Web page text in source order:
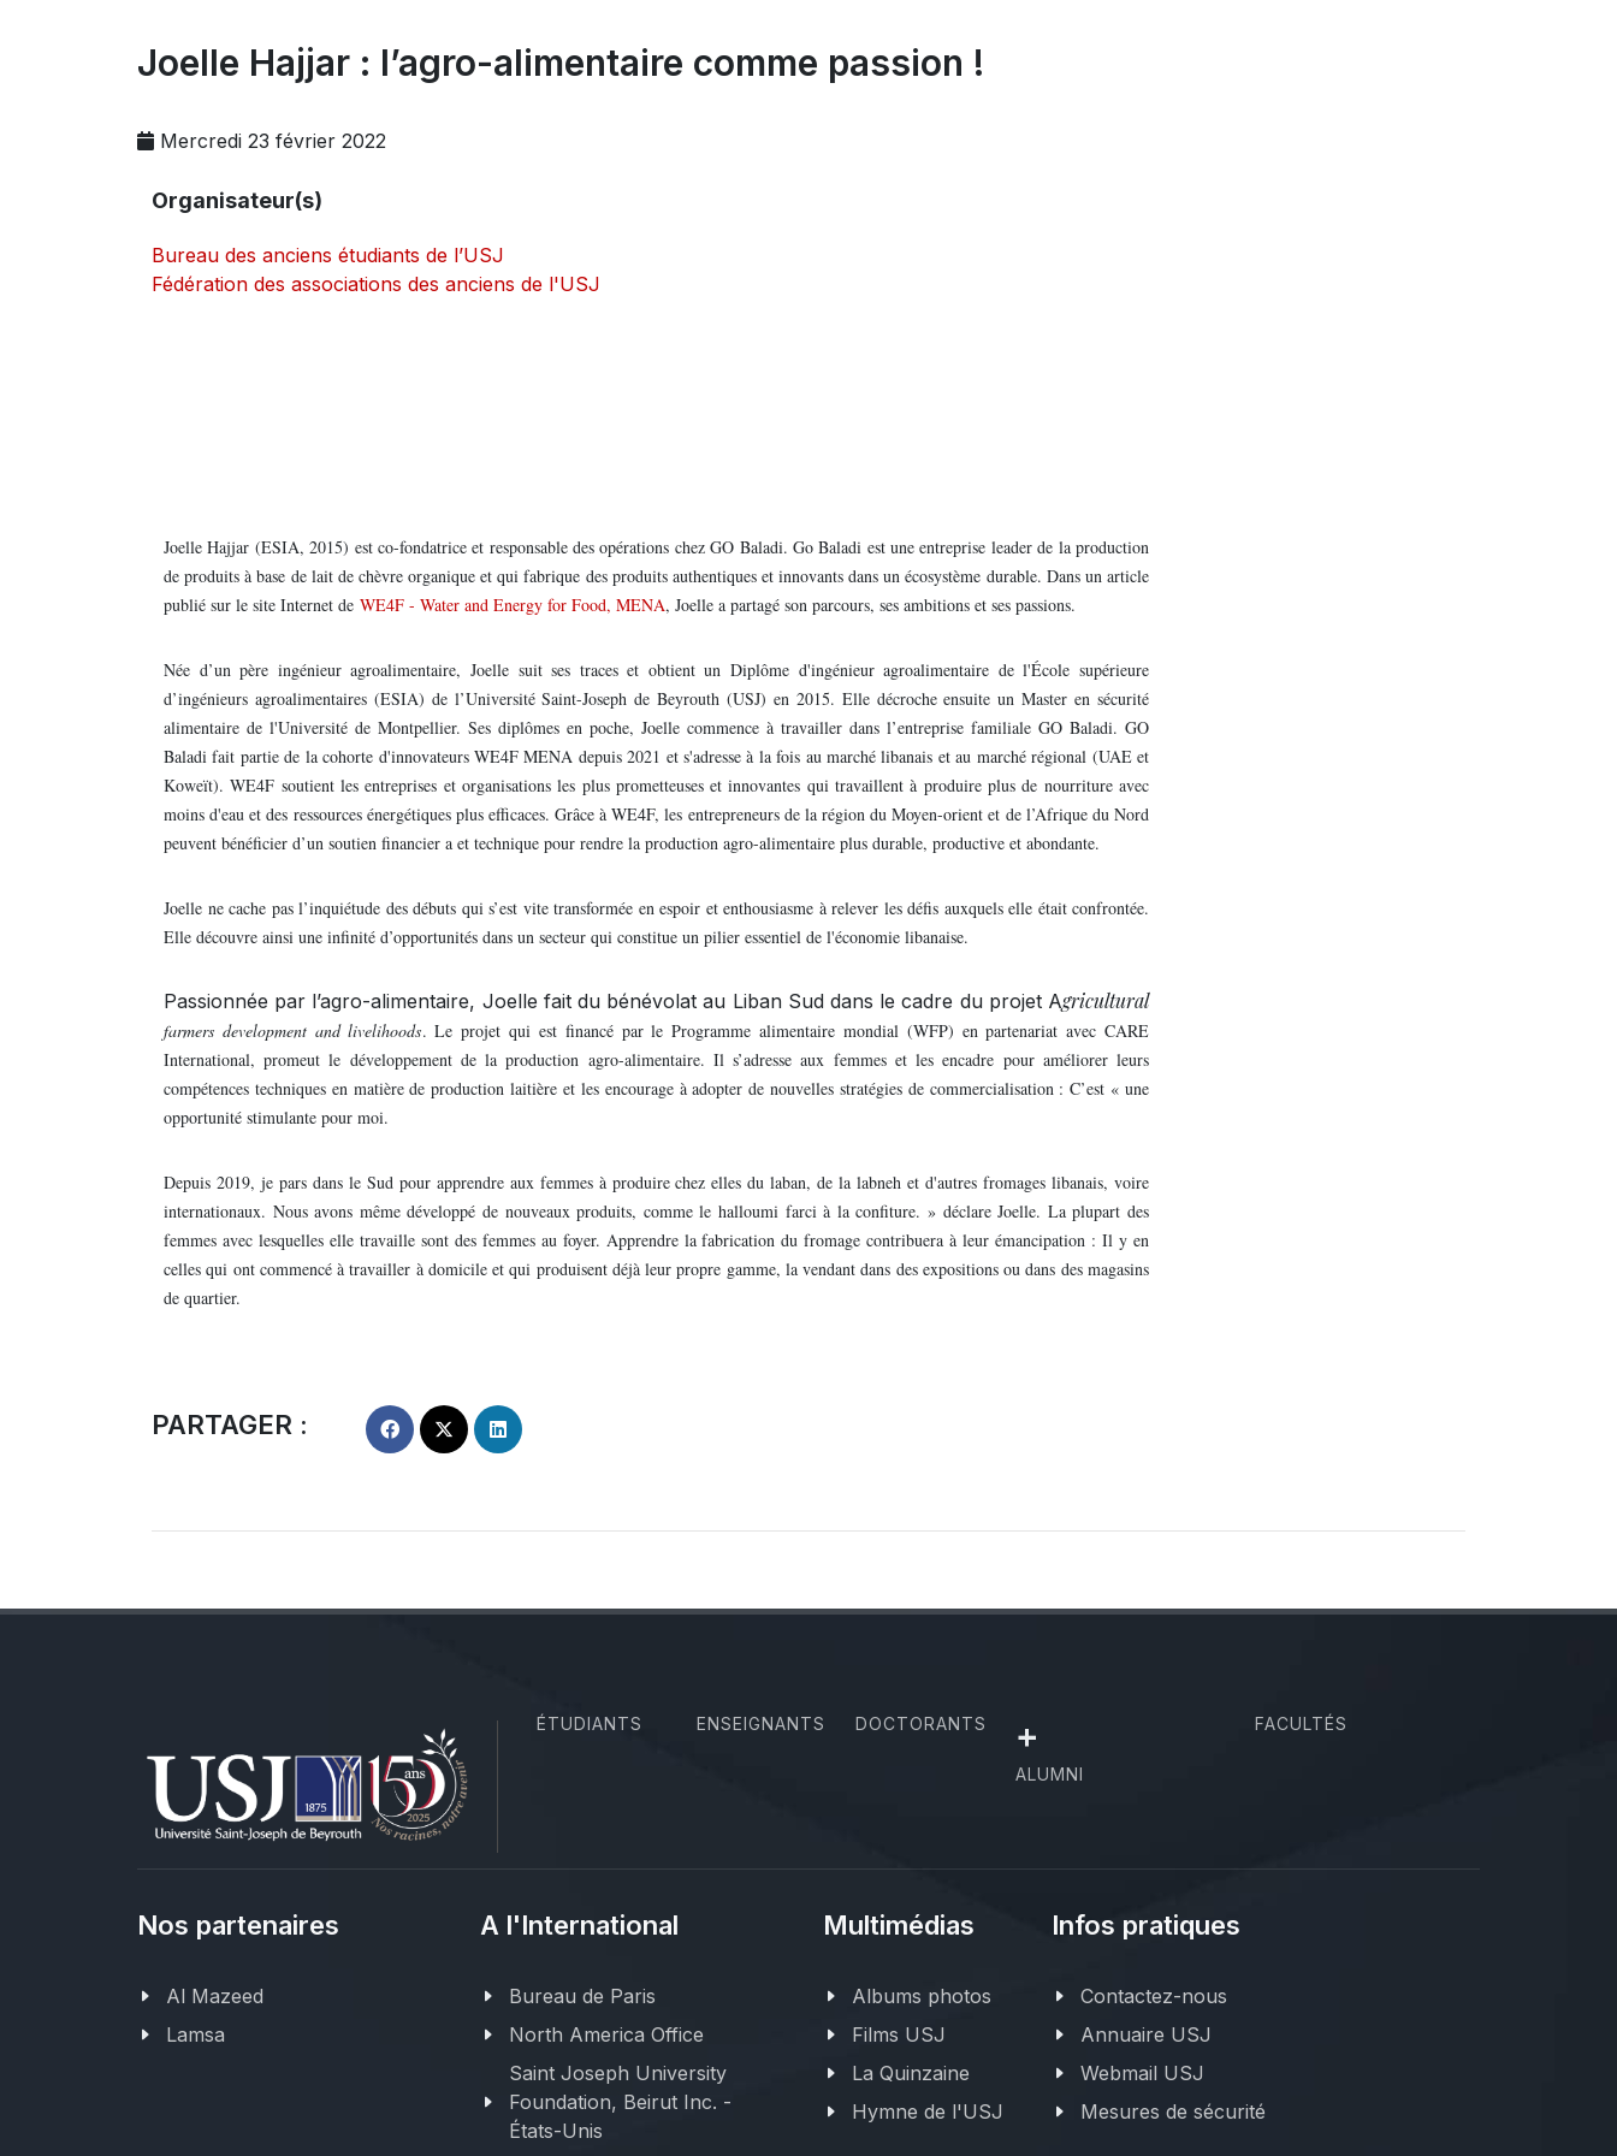
Joelle Hajjar : l’agro-alimentaire comme passion !
Mercredi 23 février 2022
Organisateur(s)
Bureau des anciens étudiants de l’USJ
Fédération des associations des anciens de l'USJ
Joelle Hajjar (ESIA, 2015) est co-fondatrice et responsable des opérations chez GO Baladi. Go Baladi est une entreprise leader de la production
de produits à base de lait de chèvre organique et qui fabrique des produits authentiques et innovants dans un écosystème durable. Dans un article
publié sur le site Internet de WE4F - Water and Energy for Food, MENA, Joelle a partagé son parcours, ses ambitions et ses passions.
Née d’un père ingénieur agroalimentaire, Joelle suit ses traces et obtient un Diplôme d'ingénieur agroalimentaire de l'École supérieure
d’ingénieurs agroalimentaires (ESIA) de l’Université Saint-Joseph de Beyrouth (USJ) en 2015. Elle décroche ensuite un Master en sécurité
alimentaire de l'Université de Montpellier. Ses diplômes en poche, Joelle commence à travailler dans l’entreprise familiale GO Baladi. GO
Baladi fait partie de la cohorte d'innovateurs WE4F MENA depuis 2021 et s'adresse à la fois au marché libanais et au marché régional (UAE et
Koweït). WE4F soutient les entreprises et organisations les plus prometteuses et innovantes qui travaillent à produire plus de nourriture avec
moins d'eau et des ressources énergétiques plus efficaces. Grâce à WE4F, les entrepreneurs de la région du Moyen-orient et de l’Afrique du Nord
peuvent bénéficier d’un soutien financier a et technique pour rendre la production agro-alimentaire plus durable, productive et abondante.
Joelle ne cache pas l’inquiétude des débuts qui s’est vite transformée en espoir et enthousiasme à relever les défis auxquels elle était confrontée.
Elle découvre ainsi une infinité d’opportunités dans un secteur qui constitue un pilier essentiel de l'économie libanaise.
Passionnée par l’agro-alimentaire, Joelle fait du bénévolat au Liban Sud dans le cadre du projet Agricultural
farmers development and livelihoods. Le projet qui est financé par le Programme alimentaire mondial (WFP) en partenariat avec CARE
International, promeut le développement de la production agro-alimentaire. Il s’adresse aux femmes et les encadre pour améliorer leurs
compétences techniques en matière de production laitière et les encourage à adopter de nouvelles stratégies de commercialisation : C’est « une
opportunité stimulante pour moi.
Depuis 2019, je pars dans le Sud pour apprendre aux femmes à produire chez elles du laban, de la labneh et d'autres fromages libanais, voire
internationaux. Nous avons même développé de nouveaux produits, comme le halloumi farci à la confiture. » déclare Joelle. La plupart des
femmes avec lesquelles elle travaille sont des femmes au foyer. Apprendre la fabrication du fromage contribuera à leur émancipation : Il y en
celles qui ont commencé à travailler à domicile et qui produisent déjà leur propre gamme, la vendant dans des expositions ou dans des magasins
de quartier.
PARTAGER :
ÉTUDIANTS ENSEIGNANTS DOCTORANTS +
ALUMNI
FACULTÉS
Nos partenaires
Al Mazeed
Lamsa
A l'International
Bureau de Paris
North America Office
Saint Joseph University
Foundation, Beirut Inc. -
États-Unis
Multimédias
Albums photos
Films USJ
La Quinzaine
Hymne de l'USJ
Infos pratiques
Contactez-nous
Annuaire USJ
Webmail USJ
Mesures de sécurité